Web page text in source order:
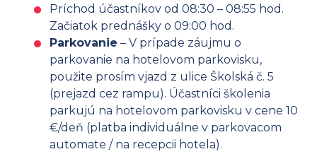
Príchod účastníkov od 08:30 – 08:55 hod.
Začiatok prednášky o 09:00 hod.
Parkovanie – V prípade záujmu o
parkovanie na hotelovom parkovisku,
použite prosím vjazd z ulice Školská č. 5
(prejazd cez rampu). Účastníci školenia
parkujú na hotelovom parkovisku v cene 10
€/deň (platba individuálne v parkovacom
automate / na recepcii hotela).